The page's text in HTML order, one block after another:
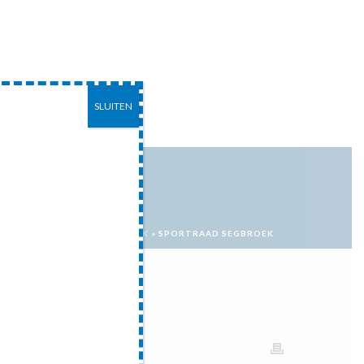
CONTACT
SPORTRAAD SEGBROEK » SPORTRAAD SEGBROEK
SLUITEN